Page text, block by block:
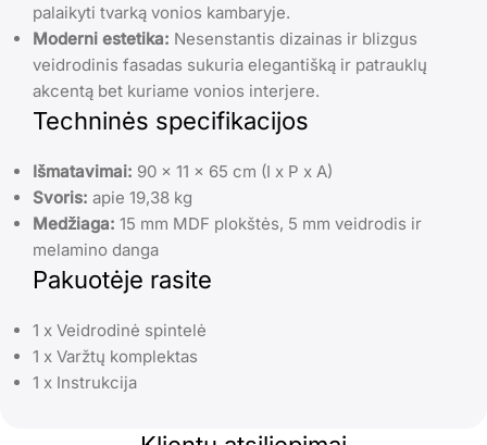
palaikyti tvarką vonios kambaryje.
Moderni estetika: Nesenstantis dizainas ir blizgus
veidrodinis fasadas sukuria elegantišką ir patrauklų
akcentą bet kuriame vonios interjere.
Techninės specifikacijos
Išmatavimai: 90 x 11 x 65 cm (I x P x A)
Svoris: apie 19,38 kg
Medžiaga: 15 mm MDF plokštės, 5 mm veidrodis ir
melamino danga
Pakuotėje rasite
1 x Veidrodinė spintelė
1 x Varžtų komplektas
1 x Instrukcija